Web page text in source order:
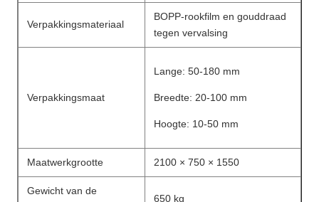
Verpakkingsmateriaal
BOPP-rookfilm en gouddraad
tegen vervalsing
Verpakkingsmaat
Lange: 50-180 mm
Breedte: 20-100 mm
Hoogte: 10-50 mm
Maatwerkgrootte 2100 × 750 × 1550
Gewicht van de
650 kg